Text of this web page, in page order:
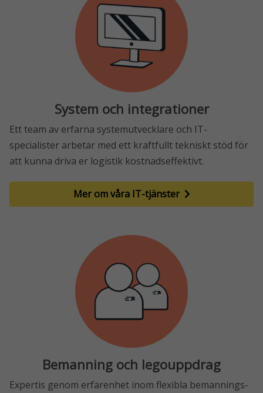
System och integrationer
Ett team av erfarna systemutvecklare och IT-
specialister arbetar med ett kraftfullt tekniskt stöd för
att kunna driva er logistik kostnadseffektivt.
Mer om våra IT-tjänster
Bemanning och legouppdrag
Expertis genom erfarenhet inom flexibla bemannings-